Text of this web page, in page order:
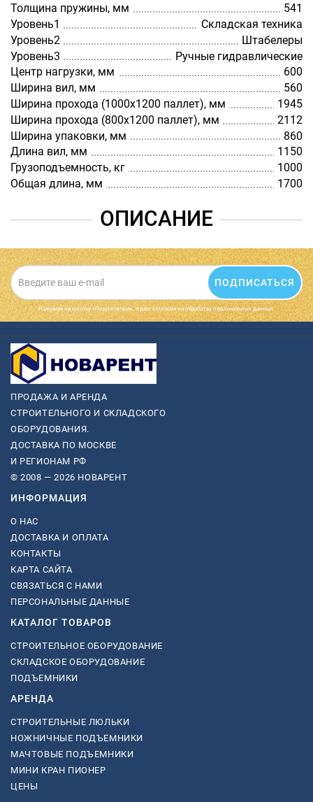
Толщина пружины, мм
541
Уровень1
Складская техника
Уровень2
Штабелеры
Уровень3
Ручные гидравлические
Центр нагрузки, мм
600
Ширина вил, мм
560
Ширина прохода (1000х1200 паллет), мм
1945
Ширина прохода (800х1200 паллет), мм
2112
Ширина упаковки, мм
860
Длина вил, мм
1150
Грузоподъемность, кг
1000
Общая длина, мм
1700
ОПИСАНИЕ
ПОДПИСАТЬСЯ
Нажимая на кнопку «Подписаться», я даю cогласие на обработку персональных данных.
ПРОДАЖА И АРЕНДА
СТРОИТЕЛЬНОГО И СКЛАДСКОГО
ОБОРУДОВАНИЯ.
ДОСТАВКА ПО МОСКВЕ
И РЕГИОНАМ РФ
© 2008 — 2026 НОВАРЕНТ
ИНФОРМАЦИЯ
О НАС
ДОСТАВКА И ОПЛАТА
КОНТАКТЫ
КАРТА САЙТА
СВЯЗАТЬСЯ С НАМИ
ПЕРСОНАЛЬНЫЕ ДАННЫЕ
КАТАЛОГ ТОВАРОВ
СТРОИТЕЛЬНОЕ ОБОРУДОВАНИЕ
СКЛАДСКОЕ ОБОРУДОВАНИЕ
ПОДЪЕМНИКИ
АРЕНДА
СТРОИТЕЛЬНЫЕ ЛЮЛЬКИ
НОЖНИЧНЫЕ ПОДЪЕМНИКИ
МАЧТОВЫЕ ПОДЪЕМНИКИ
МИНИ КРАН ПИОНЕР
ЦЕНЫ